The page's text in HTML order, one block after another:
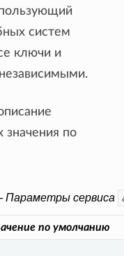
систем
ключи и
значения по
Параметры сервиса
по умолчанию